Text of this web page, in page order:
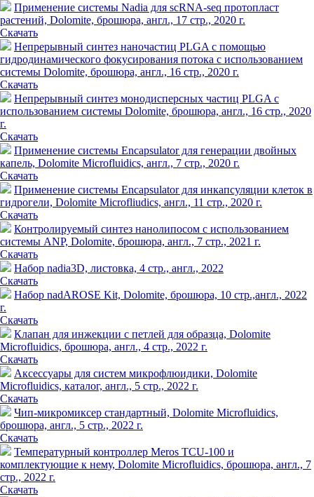
Применение системы Nadia для scRNA-seq протопласт
растений, Dolomite, брошюра, англ., 17 стр., 2020 г.
Скачать
Непрерывный синтез наночастиц PLGA с помощью
гидродинамического фокусирования потока с использованием
системы Dolomite, брошюра, англ., 16 стр., 2020 г.
Скачать
Непрерывный синтез монодисперсных частиц PLGA с
использованием системы Dolomite, брошюра, англ., 16 стр., 2020
г.
Скачать
Применение системы Encapsulator для генерации двойных
капель, Dolomite Microfluidics, англ., 7 стр., 2020 г.
Скачать
Применение системы Encapsulator для инкапсуляции клеток в
гидрогели, Dolomite Microfliudics, англ., 11 стр., 2020 г.
Скачать
Контролируемый синтез нанолипосом с использованием
системы ANP, Dolomite, брошюра, англ., 7 стр., 2021 г.
Скачать
Набор nadia3D, листовка, 4 стр., англ., 2022
Скачать
Набор nadAROSE Kit, Dolomite, брошюра, 10 стр.,англ., 2022
г.
Скачать
Клапан для инжекции с петлей для образца, Dolomite
Microfluidics, брошюра, англ., 4 стр., 2022 г.
Скачать
Аксессуары для систем микрофлюидики, Dolomite
Microfluidics, каталог, англ., 5 стр., 2022 г.
Скачать
Чип-микромиксер стандартный, Dolomite Microfluidics,
брошюра, англ., 5 стр., 2022 г.
Скачать
Температурный контроллер Meros TCU-100 и
комплектующие к нему, Dolomite Microfluidics, брошюра, англ., 7
стр., 2022 г.
Скачать